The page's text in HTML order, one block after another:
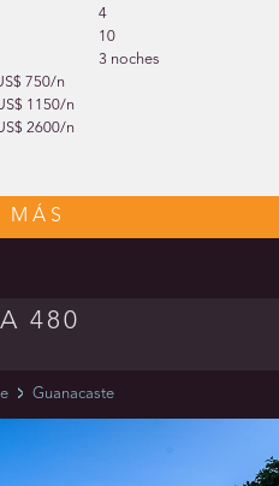
4
10
3 noches
750/n
1150/n
2600/n
MÁS
480
Guanacaste